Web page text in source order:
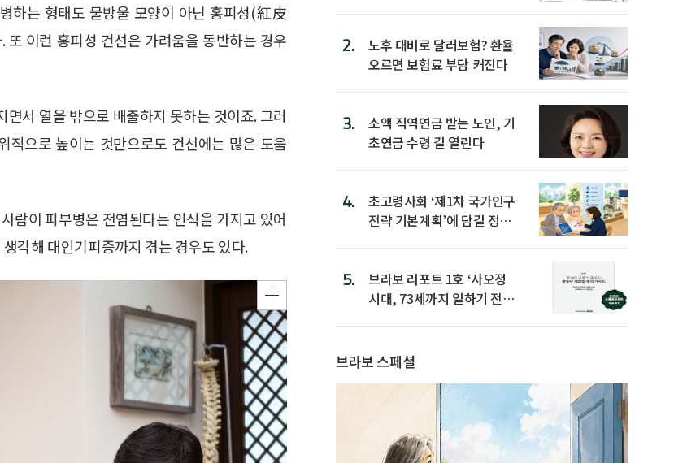
하는 형태도 물방울 모양이 아닌 홍피성(紅皮
이런 홍피성 건선은 가려움을 동반하는 경우
서 열을 밖으로 배출하지 못하는 것이죠. 그러
적으로 높이는 것만으로도 건선에는 많은 도움
람이 피부병은 전염된다는 인식을 가지고 있어
각해 대인기피증까지 겪는 경우도 있다.
2.
노후 대비로 달러보험? 환율
오르면 보험료 부담 커진다
3.
소액 직역연금 받는 노인, 기
초연금 수령 길 열린다
4.
초고령사회 ‘제1차 국가인구
전략 기본계획’에 담길 정책
5.
브라보 리포트 1호 ‘사오정
시대, 73세까지 일하기 전략’
브라보 스페셜